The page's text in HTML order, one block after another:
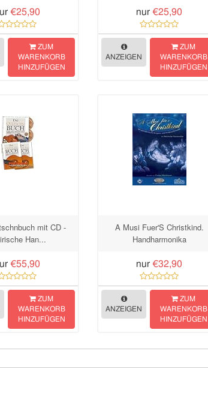
€25,90
ZUM
WARENKORB
HINZUFÜGEN
nur €25,90
ANZEIGEN
ZUM
WARENKORB
HINZUFÜGEN
mit CD -
Han...
€55,90
ZUM
WARENKORB
HINZUFÜGEN
A Musi Fuer'S Christkind.
Handharmonika
nur €32,90
ANZEIGEN
ZUM
WARENKORB
HINZUFÜGEN